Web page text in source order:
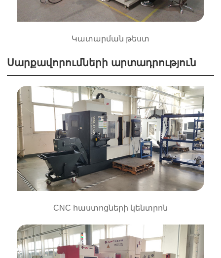
Կատարման թեստ
Սարքավորումների արտադրություն
CNC հաստոցների կենտրոն